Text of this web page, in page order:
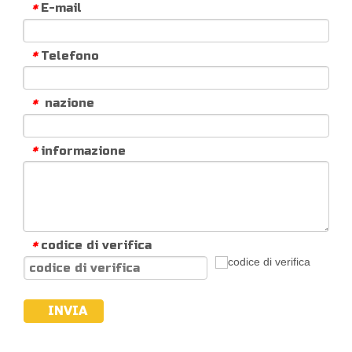
* E-mail
* Telefono
* nazione
* informazione
* codice di verifica
INVIA